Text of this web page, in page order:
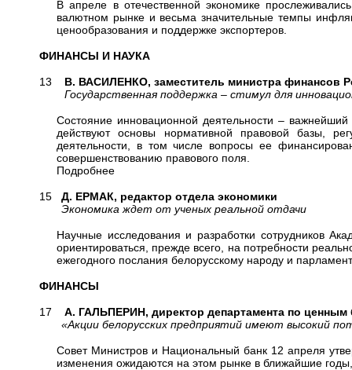
В апреле в отечественной экономике
валютном рынке и весьма значительные темпы
ценообразования и поддержке экспортеров.
ФИНАНСЫ И НАУКА
13 В. ВАСИЛЕНКО, заместитель министра финансов
Государственная поддержка – стимул для
Состояние инновационной деятельности –
действуют основы нормативной правовой базы,
деятельности, в том числе вопросы ее
совершенствованию правового поля.
Подробнее
15 Д. ЕРМАК, редактор отдела экономики
Экономика ждет от ученых реальной отдачи
Научные исследования и разработки сотрудников
ориентироваться, прежде всего, на потребности
ежегодного послания белорусскому народу и
ФИНАНСЫ
17 А. ГАЛЬПЕРИН, директор департамента по
«Акции белорусских предприятий имеют высокий
Совет Министров и Национальный банк 12 апреля
изменения ожидаются на этом рынке в ближайшие